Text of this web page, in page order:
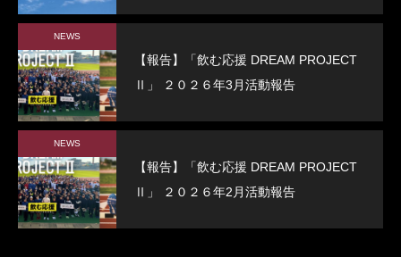
校
NEWS
【報告】「飲む応援 DREAM PROJECT
Ⅱ」 ２０２６年3月活動報告
NEWS
【報告】「飲む応援 DREAM PROJECT
Ⅱ」 ２０２６年2月活動報告